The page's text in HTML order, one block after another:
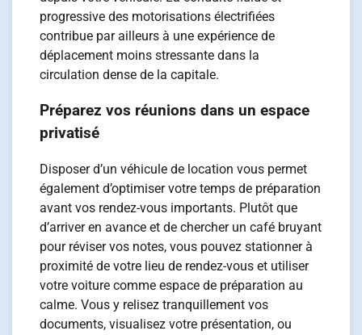
progressive des motorisations électrifiées
contribue par ailleurs à une expérience de
déplacement moins stressante dans la
circulation dense de la capitale.
Préparez vos réunions dans un espace
privatisé
Disposer d’un véhicule de location vous permet
également d’optimiser votre temps de préparation
avant vos rendez-vous importants. Plutôt que
d’arriver en avance et de chercher un café bruyant
pour réviser vos notes, vous pouvez stationner à
proximité de votre lieu de rendez-vous et utiliser
votre voiture comme espace de préparation au
calme. Vous y relisez tranquillement vos
documents, visualisez votre présentation, ou